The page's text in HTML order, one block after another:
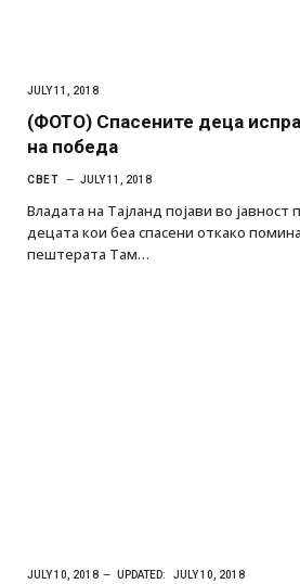
JULY 11, 2018
(ФОТО) Спасените деца
на победа
СВЕТ JULY 11, 2018
Владата на Тајланд појави во јавност
децата кои беа спасени откако
пештерата Там…
JULY 10, 2018 UPDATED: JULY 10, 2018